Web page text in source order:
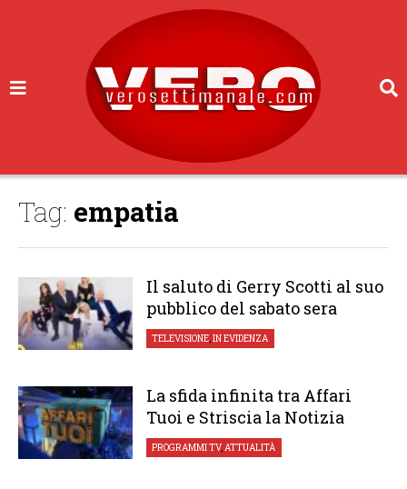
Tag: empatia
Il saluto di Gerry Scotti al suo
pubblico del sabato sera
TELEVISIONE,IN EVIDENZA
La sfida infinita tra Affari
Tuoi e Striscia la Notizia
PROGRAMMI TV,ATTUALITÀ